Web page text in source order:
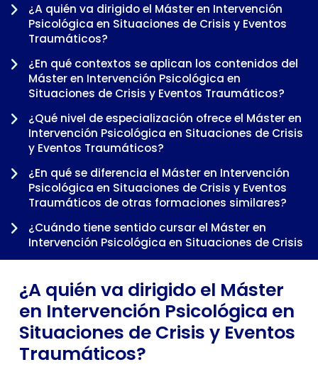
¿A quién va dirigido el Máster en Intervención
Psicológica en Situaciones de Crisis y Eventos
Traumáticos?
¿En qué contextos se aplican los contenidos del
Máster en Intervención Psicológica en
Situaciones de Crisis y Eventos Traumáticos?
¿Qué nivel de especialización ofrece el Máster en
Intervención Psicológica en Situaciones de Crisis
y Eventos Traumáticos?
¿En qué se diferencia el Máster en Intervención
Psicológica en Situaciones de Crisis y Eventos
Traumáticos de otras formaciones similares?
¿Cuándo tiene sentido cursar el Máster en
Intervención Psicológica en Situaciones de Crisis
y Eventos Traumáticos dentro de una trayectoria
¿A quién va dirigido el Máster
en Intervención Psicológica en
Situaciones de Crisis y Eventos
Traumáticos?